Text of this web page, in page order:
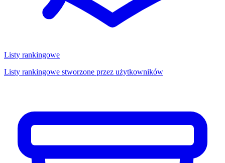
Listy rankingowe
Listy rankingowe stworzone przez użytkowników